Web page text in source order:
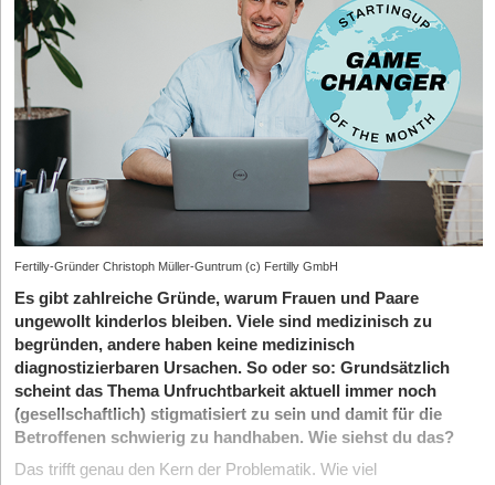
Fertilly-Gründer Christoph Müller-Guntrum (c) Fertilly GmbH
Es gibt zahlreiche Gründe, warum Frauen und Paare
ungewollt kinderlos bleiben. Viele sind medizinisch zu
begründen, andere haben keine medizinisch
diagnostizierbaren Ursachen. So oder so: Grundsätzlich
scheint das Thema Unfruchtbarkeit aktuell immer noch
(gesellschaftlich) stigmatisiert zu sein und damit für die
Betroffenen schwierig zu handhaben. Wie siehst du das?
Das trifft genau den Kern der Problematik. Wie viel